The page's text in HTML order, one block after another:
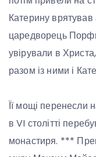
Катерину врятував
царедворець
увірували в
разом із ними і
Її мощі перенесли
в VI столітті
монастиря. ***